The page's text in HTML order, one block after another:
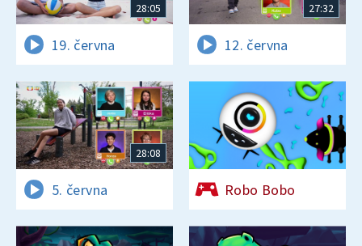
28:05
19. června
27:32
12. června
28:08
5. června Robo Bobo